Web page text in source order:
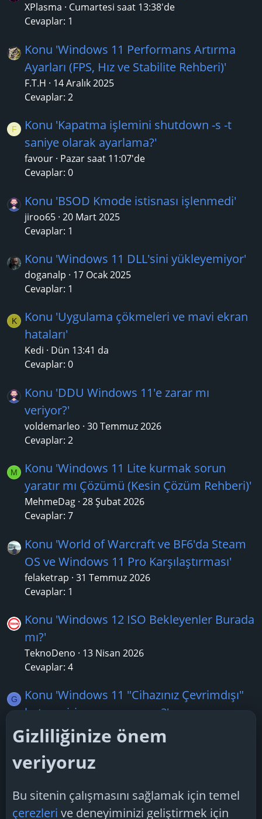
XPlasma
Cumartesi saat 13:38'de
Cevaplar: 1
Konu 'Windows 11 Performans Artırma
Ayarları (FPS, Hız ve Stabilite Rehberi)'
F.T.H
14 Aralık 2025
Cevaplar: 2
F
Konu 'Kapatma işlemini shutdown -s -t
saniye olarak ayarlama?'
favour Pazar saat 11:07'de
Cevaplar: 0
Konu 'BSOD Kmode istisnası işlenmedi'
jiroo65 20 Mart 2025
Cevaplar: 1
Konu 'Windows 11 DLL'sini yükleyemiyor'
doganalp
17 Ocak 2025
Cevaplar: 1
K
Konu 'Uygulama çökmeleri ve mavi ekran
hataları'
Kedi
Dün 13:41 da
Cevaplar: 0
Konu 'DDU Windows 11'e zarar mı
veriyor?'
voldemarleo 30 Temmuz 2026
Cevaplar: 2
M
Konu 'Windows 11 Lite kurmak sorun
yaratır mı Çözümü (Kesin Çözüm Rehberi)'
MehmeDag 28 Şubat 2026
Cevaplar: 7
Konu 'World of Warcraft ve BF6'da Steam
OS ve Windows 11 Pro Karşılaştırması'
felaketrap 31 Temmuz 2026
Cevaplar: 1
Konu 'Windows 12 ISO Bekleyenler Burada
mı?'
TeknoDeno
13 Nisan 2026
Cevaplar: 4
G
Konu 'Windows 11 "Cihazınız Çevrimdışı"
hatası giriş yapamıyorum?'
geser22 3 Temmuz 2026
Cevaplar: 1
Konu 'Windows 11’de kapatılması gereken
servisler neler?'
27 Şubat 2026
Gizliliğinize önem
veriyoruz
Bu sitenin çalışmasını sağlamak için temel
çerezleri ve deneyiminizi geliştirmek için